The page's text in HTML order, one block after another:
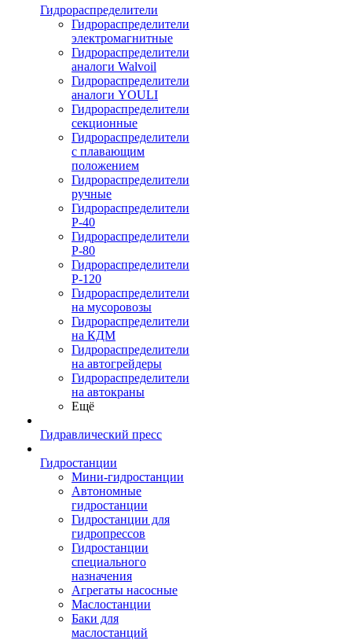
Гидрораспределители
Гидрораспределители
электромагнитные
Гидрораспределители
аналоги Walvoil
Гидрораспределители
аналоги YOULI
Гидрораспределители
секционные
Гидрораспределители
с плавающим
положением
Гидрораспределители
ручные
Гидрораспределители
Р-40
Гидрораспределители
Р-80
Гидрораспределители
Р-120
Гидрораспределители
на мусоровозы
Гидрораспределители
на КДМ
Гидрораспределители
на автогрейдеры
Гидрораспределители
на автокраны
Ещё
Гидравлический пресс
Гидростанции
Мини-гидростанции
Автономные
гидростанции
Гидростанции для
гидропрессов
Гидростанции
специального
назначения
Агрегаты насосные
Маслостанции
Баки для
маслостанций